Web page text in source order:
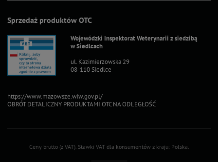
Sprzedaż produktów OTC
Wojewódzki Inspektorat Weterynarii z siedzibą
w Siedlcach
ul. Kazimierzowska 29
08-110 Siedlce
https://www.mazowsze.wiw.gov.pl/
OBRÓT DETALICZNY PRODUKTAMI OTC NA ODLEGŁOŚĆ
Ceny brutto (z VAT). Stawki VAT dla konsumentów z kraju: Polska